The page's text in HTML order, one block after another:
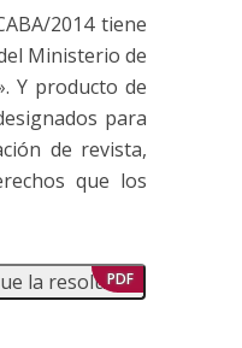
2014 tiene
Ministerio de
Y producto de
para
de revista,
que los
la resolución
PDF